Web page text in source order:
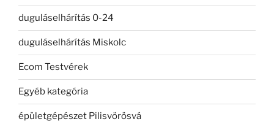
duguláselhárítás 0-24
duguláselhárítás Miskolc
Ecom Testvérek
Egyéb kategória
épületgépészet Pilisvörösvá